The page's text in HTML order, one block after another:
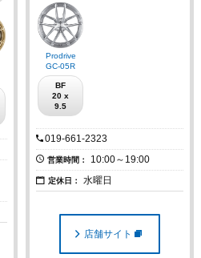
Prodrive
GC-05R
BF
20 x
9.5
019-661-2323
営業時間： 10:00～19:00
定休日： 水曜日
店舗サイト